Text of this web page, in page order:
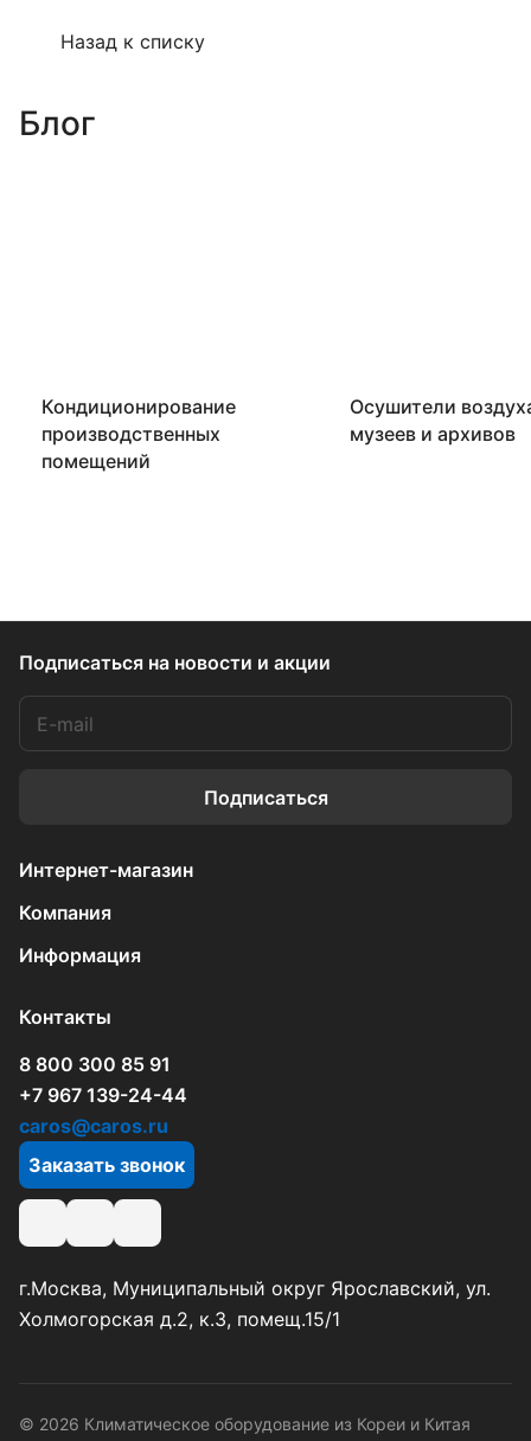
Назад к списку
Блог
Кондиционирование
производственных
помещений
Осушители
музеев и архивов
Подписаться на новости и акции
Подписаться
Интернет-магазин
Компания
Информация
Контакты
8 800 300 85 91
+7 967 139-24-44
caros@caros.ru
Заказать звонок
г.Москва, Муниципальный округ Ярославский, ул.
Холмогорская д.2, к.3, помещ.15/1
© 2026 Климатическое оборудование из Кореи и Китая